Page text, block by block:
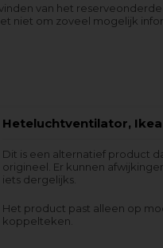
van het
niet om zoveel mogelijk
Heteluchtventilator,
Dit is een alternatief product
origineel. Er kunnen
iets dergelijks.
Het product past alleen op
koppelteken.